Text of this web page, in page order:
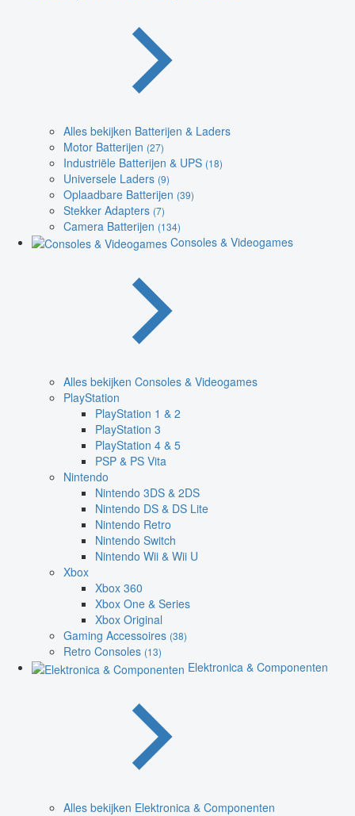
Alles bekijken Batterijen & Laders
Motor Batterijen (27)
Industriële Batterijen & UPS (18)
Universele Laders (9)
Oplaadbare Batterijen (39)
Stekker Adapters (7)
Camera Batterijen (134)
Consoles & Videogames
Alles bekijken Consoles & Videogames
PlayStation
PlayStation 1 & 2
PlayStation 3
PlayStation 4 & 5
PSP & PS Vita
Nintendo
Nintendo 3DS & 2DS
Nintendo DS & DS Lite
Nintendo Retro
Nintendo Switch
Nintendo Wii & Wii U
Xbox
Xbox 360
Xbox One & Series
Xbox Original
Gaming Accessoires (38)
Retro Consoles (13)
Elektronica & Componenten
Alles bekijken Elektronica & Componenten